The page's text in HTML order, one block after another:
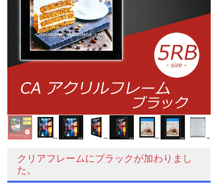
クリアフレームにブラックが加わりまし
た。